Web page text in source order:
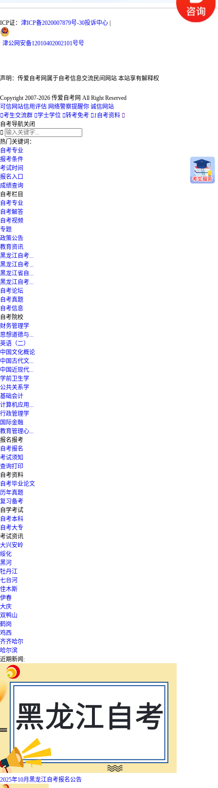
ICP证： 津ICP备2020007879号-30投诉中心
津公网安备12010402002101号号
声明：传爱自考网属于自考信息交流民间网站 本站享有解释权
Copyright 2007-2026 传爱自考网 All Right Reserved
可信网站信用评估 网络警察提醒你 诚信网站
考生交流群 学士学位 转考免考 1 自考资料 
自考导航关闭

热门关键词：
自考专业
报考条件
考试时间
报名入口
成绩查询
自考栏目
自考专业
自考解答
自考视频
专题
政策公告
教育资讯
黑龙江自考...
黑龙江自考...
黑龙江省自...
黑龙江自考...
自考论坛
自考真题
自考信息
自考院校
财务管理学
思想道德与...
英语（二）
中国文化概论
中国古代文...
中国近现代...
学前卫生学
公共关系学
基础会计
计算机应用...
行政管理学
国际金融
教育管理心...
报名报考
自考报名
考试须知
查询打印
自考资料
自考毕业论文
历年真题
复习备考
自学考试
自考本科
自考大专
考试资讯
大兴安岭
绥化
黑河
牡丹江
七台河
佳木斯
伊春
大庆
双鸭山
鹤岗
鸡西
齐齐哈尔
哈尔滨
近期新闻:
2025年10月黑龙江自考报名公告